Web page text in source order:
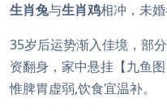
生肖兔与生肖鸡相冲，未
35岁后运势渐入佳境，部
资翻身，家中悬挂【九鱼
惟脾胃虚弱,饮食宜温补。